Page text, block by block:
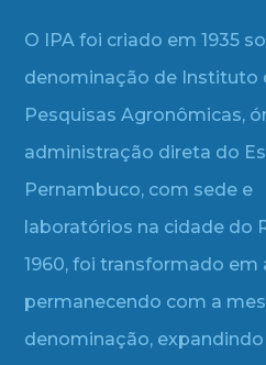
O IPA foi criado em 1935
denominação de Instituto
Pesquisas Agronômicas,
administração direta do
Pernambuco, com sede e
laboratórios na cidade do
1960, foi transformado em
permanecendo com a
denominação, expandindo